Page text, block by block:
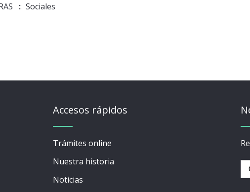
:: Sociales
Accesos rápidos
Trámites online
Nuestra historia
Noticias